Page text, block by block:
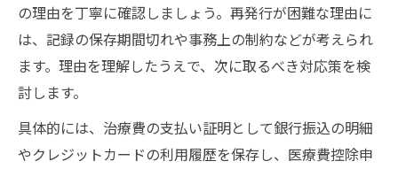
の理由を丁寧に確認しましょう。再発行が困難な理由に
は、記録の保存期間切れや事務上の制約などが考えられ
ます。理由を理解したうえで、次に取るべき対応策を検
討します。
具体的には、治療費の支払い証明として銀行振込の明細
やクレジットカードの利用履歴を保存し、医療費控除申